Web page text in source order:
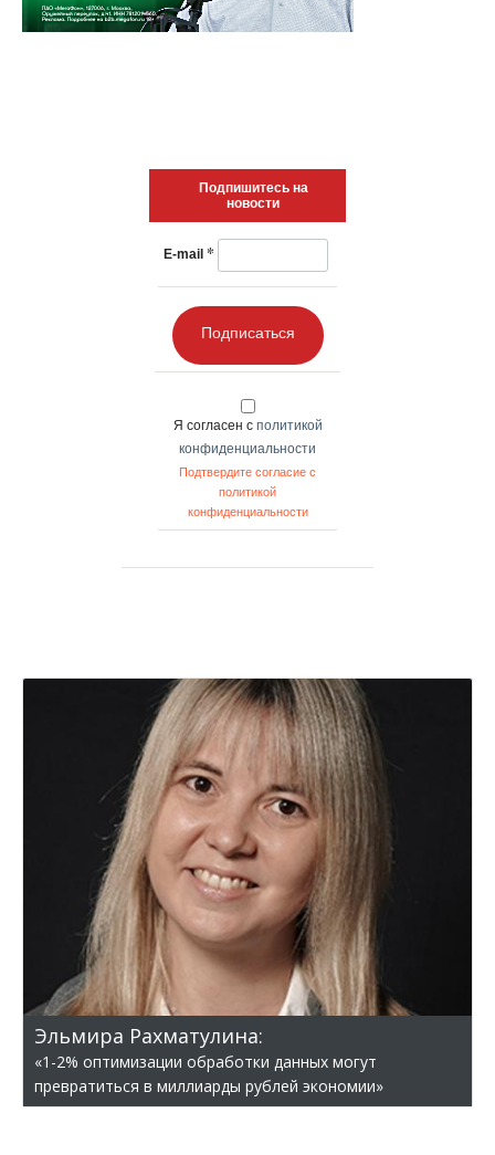
Подпишитесь на
новости
E-mail *
Подписаться
Я согласен с политикой
конфиденциальности
Подтвердите согласие с
политикой
конфиденциальности
Эльмира Рахматулина:
«1-2% оптимизации обработки данных могут
превратиться в миллиарды рублей экономии»